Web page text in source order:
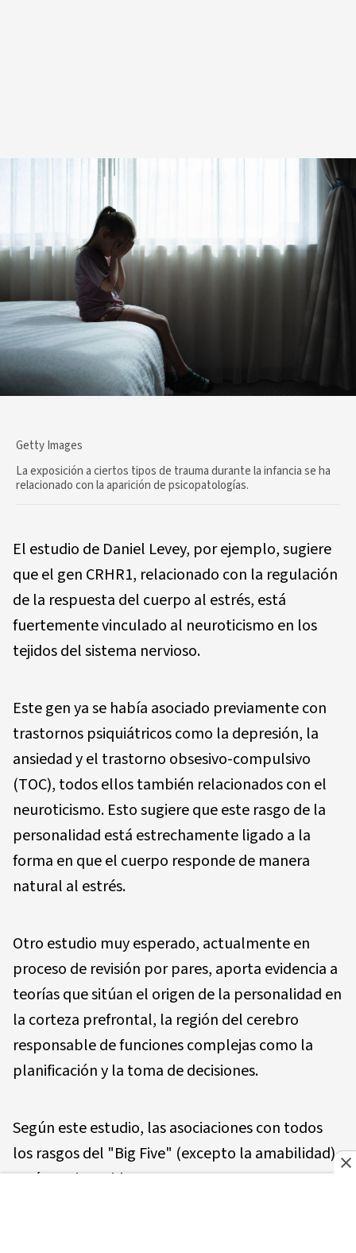
Getty Images
La exposición a ciertos tipos de trauma durante la infancia se ha
relacionado con la aparición de psicopatologías.
El estudio de Daniel Levey, por ejemplo, sugiere
que el gen CRHR1, relacionado con la regulación
de la respuesta del cuerpo al estrés, está
fuertemente vinculado al neuroticismo en los
tejidos del sistema nervioso.
Este gen ya se había asociado previamente con
trastornos psiquiátricos como la depresión, la
ansiedad y el trastorno obsesivo-compulsivo
(TOC), todos ellos también relacionados con el
neuroticismo. Esto sugiere que este rasgo de la
personalidad está estrechamente ligado a la
forma en que el cuerpo responde de manera
natural al estrés.
Otro estudio muy esperado, actualmente en
proceso de revisión por pares, aporta evidencia a
teorías que sitúan el origen de la personalidad en
la corteza prefrontal, la región del cerebro
responsable de funciones complejas como la
planificación y la toma de decisiones.
Según este estudio, las asociaciones con todos
los rasgos del "Big Five" (excepto la amabilidad)
están enriquecidas en genes que se expresan en